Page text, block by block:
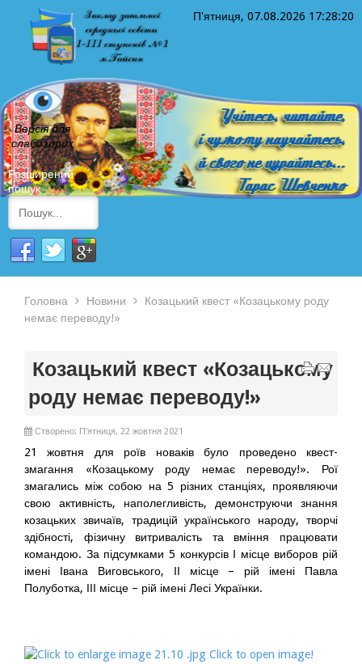
П'ятниця, 07.08.2026 17:28:20
Версія для
слабозорих
Розширений
пошук
Головна Новини
Козацький квест «Козацькому роду
немає переводу!»
Козацький квест «Козацькому
роду немає переводу!»
Створено: П'ятниця, 22 жовтня 2021
21 жовтня для роїв новаків було проведено квест-
змагання «Козацькому роду немає переводу!». Рої
змагались між собою на 5 різних станціях, проявляючи
свою активність, наполегливість, демонструючи знання
козацьких звичаїв, традицій українського народу, творчі
здібності, фізичну витривалість та вміння працювати
командою. За підсумками 5 конкурсів І місце виборов рій
імені Івана Виговського, ІІ місце – рій імені Павла
Полуботка, ІІІ місце – рій імені Лесі Українки.
Click to open image!